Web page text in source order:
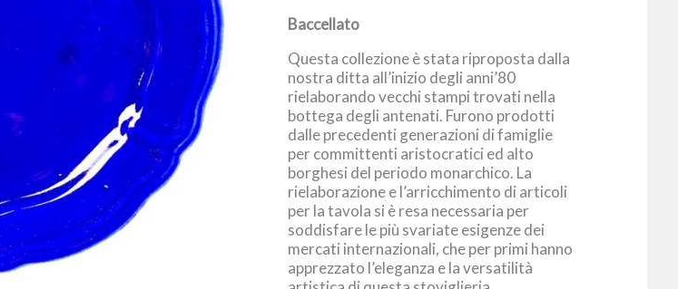
Baccellato
Questa collezione è stata riproposta dalla
nostra ditta all’inizio degli anni’80
rielaborando vecchi stampi trovati nella
bottega degli antenati. Furono prodotti
dalle precedenti generazioni di famiglie
per committenti aristocratici ed alto
borghesi del periodo monarchico. La
rielaborazione e l’arricchimento di articoli
per la tavola si è resa necessaria per
soddisfare le più svariate esigenze dei
mercati internazionali, che per primi hanno
apprezzato l’eleganza e la versatilità